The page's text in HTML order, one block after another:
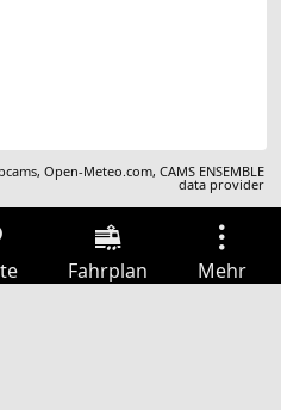
,Open-Meteo.com,CAMS ENSEMBLE
data provider
Fahrplan Mehr